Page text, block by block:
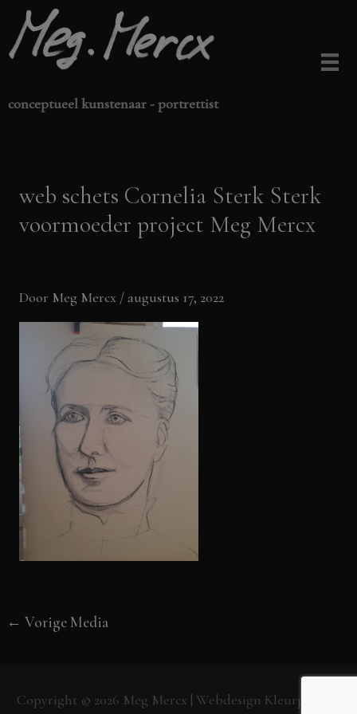
naar
de
conceptueel kunstenaar - portrettist
web schets Cornelia Sterk Sterk
voormoeder project Meg Mercx
Door Meg Mercx / augustus 17, 2022
← Vorige Media
Copyright © 2026 Meg Mercx | Webdesign Kleurpunt.nl